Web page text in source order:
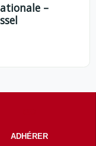
–
ADHÉRER